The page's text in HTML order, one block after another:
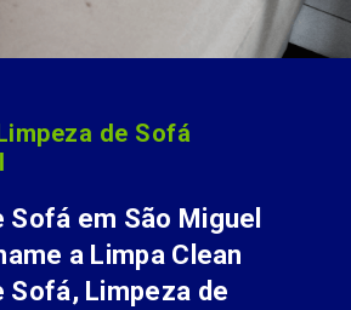
de Sofá
Sofá em São Miguel
a Limpa Clean
Sofá, Limpeza de